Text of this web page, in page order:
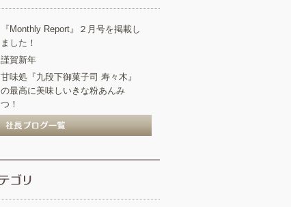
『Monthly Report』２月号を掲載し
ました！
謹賀新年
甘味処『九段下御菓子司 寿々木』
の最高に美味しいきな粉あんみ
つ！